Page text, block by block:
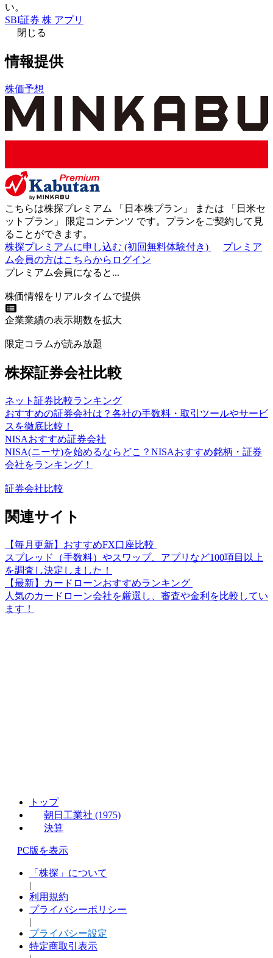
い。
SBI証券 株 アプリ
閉じる
情報提供
株価予想
こちらは株探プレミアム 「 日本株プラン 」 または 「 日米セ
ットプラン 」 限定コンテンツ です。プランをご契約して見
ることができます。
株探プレミアムに申し込む (初回無料体験付き)
プレミア
ム会員の方はこちらからログイン
プレミアム会員になると...
株価情報をリアルタイムで提供
企業業績の表示期数を拡大
限定コラムが読み放題
株探証券会社比較
ネット証券比較ランキング
おすすめの証券会社は？各社の手数料・取引ツールやサービ
スを徹底比較！
NISAおすすめ証券会社
NISA(ニーサ)を始めるならどこ？NISAおすすめ銘柄・証券
会社をランキング！
証券会社比較
関連サイト
【毎月更新】おすすめFX口座比較
スプレッド（手数料）やスワップ、アプリなど100項目以上
を調査し決定しました！
【最新】カードローンおすすめランキング
人気のカードローン会社を厳選し、審査や金利を比較してい
ます！
トップ
朝日工業社 (1975)
決算
PC版を表示
「株探」について
|
利用規約
プライバシーポリシー
|
プライバシー設定
特定商取引表示